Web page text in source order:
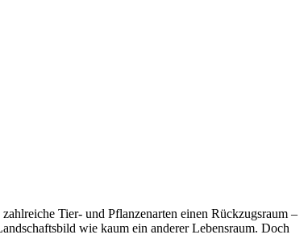
Tier- und Pflanzenarten einen Rückzugsraum –
wie kaum ein anderer Lebensraum. Doch